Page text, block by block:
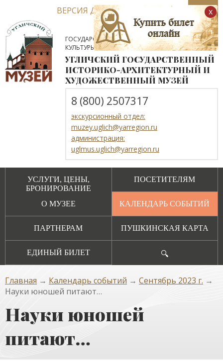
ВЕРСИЯ ДЛЯ СЛАБОВИДЯЩИХ
ГОСУДАРСТВЕННОЕ АВТОНОМНОЕ УЧРЕЖДЕНИЕ
КУЛЬТУРЫ ЯРОСЛАВСКОЙ ОБЛАСТИ
УГЛИЧСКИЙ ГОСУДАРСТВЕННЫЙ
ИСТОРИКО-АРХИТЕКТУРНЫЙ И
ХУДОЖЕСТВЕННЫЙ МУЗЕЙ
8 (800) 2507317
экскурсионный отдел:
muzey.uglich@yarregion.ru
администрация:
uglmus.uglich@yarregion.ru
УСЛУГИ, ЦЕНЫ,
БРОНИРОВАНИЕ
ПОСЕТИТЕЛЯМ
О МУЗЕЕ КАЛЕНДАРЬ СОБЫТИЙ
ПАРТНЕРАМ ПУШКИНСКАЯ КАРТА
ЕДИНЫЙ БИЛЕТ 🔍
Главная → Календарь событий → Сентябрь 2023 г. →
Науки юношей питают…
Науки юношей
питают…
x